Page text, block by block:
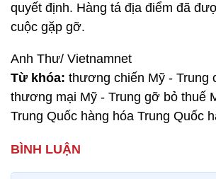
quyết định. Hàng tá địa điểm đã
cuộc gặp gỡ.
Anh Thư/ Vietnamnet
Từ khóa: thương chiến Mỹ - Trung
thương mại Mỹ - Trung gỡ bỏ thuế
Trung Quốc hàng hóa Trung Quốc